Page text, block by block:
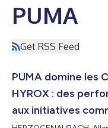
PUMA
Get RSS Feed
PUMA domine les
HYROX : des
aux initiatives